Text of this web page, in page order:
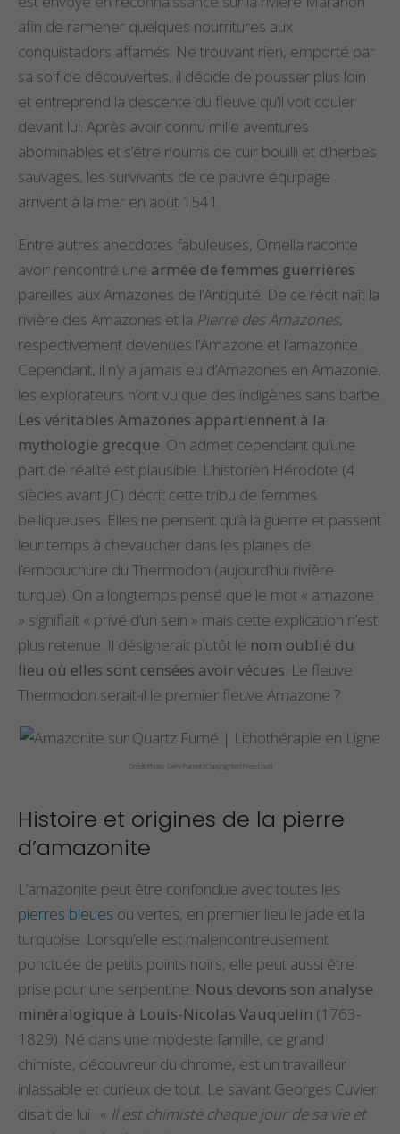
afin de ramener quelques nourritures aux
conquistadors affamés. Ne trouvant rien, emporté par
sa soif de découvertes, il décide de pousser plus loin
et entreprend la descente du fleuve qu’il voit couler
devant lui. Après avoir connu mille aventures
abominables et s’être nourris de cuir bouilli et d’herbes
sauvages, les survivants de ce pauvre équipage
arrivent à la mer en août 1541.
Entre autres anecdotes fabuleuses, Ornella raconte
avoir rencontré une armée de femmes guerrières
pareilles aux Amazones de l’Antiquité. De ce récit naît la
rivière des Amazones et la Pierre des Amazones,
respectivement devenues l’Amazone et l’amazonite.
Cependant, il n’y a jamais eu d’Amazones en Amazonie,
les explorateurs n’ont vu que des indigènes sans barbe.
Les véritables Amazones appartiennent à la
mythologie grecque. On admet cependant qu’une
part de réalité est plausible. L’historien Hérodote (4
siècles avant JC) décrit cette tribu de femmes
belliqueuses. Elles ne pensent qu’à la guerre et passent
leur temps à chevaucher dans les plaines de
l’embouchure du Thermodon (aujourd’hui rivière
turque). On a longtemps pensé que le mot « amazone
» signifiait « privé d’un sein » mais cette explication n’est
plus retenue. Il désignerait plutôt le nom oublié du
lieu où elles sont censées avoir vécues. Le fleuve
Thermodon serait-il le premier fleuve Amazone ?
Crédit Photo: Géry Parent [Copyrighted Free Use]
Histoire et origines de la pierre
d’amazonite
L’amazonite peut être confondue avec toutes les
pierres bleues ou vertes, en premier lieu le jade et la
turquoise. Lorsqu’elle est malencontreusement
ponctuée de petits points noirs, elle peut aussi être
prise pour une serpentine. Nous devons son analyse
minéralogique à Louis-Nicolas Vauquelin (1763-
1829). Né dans une modeste famille, ce grand
chimiste, découvreur du chrome, est un travailleur
inlassable et curieux de tout. Le savant Georges Cuvier
disait de lui : « Il est chimiste chaque jour de sa vie et